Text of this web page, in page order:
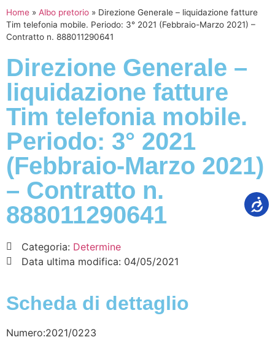
Home » Albo pretorio » Direzione Generale – liquidazione fatture
Tim telefonia mobile. Periodo: 3° 2021 (Febbraio-Marzo 2021) –
Contratto n. 888011290641
Direzione Generale –
liquidazione fatture
Tim telefonia mobile.
Periodo: 3° 2021
(Febbraio-Marzo 2021)
– Contratto n.
888011290641
Categoria: Determine
Data ultima modifica: 04/05/2021
Scheda di dettaglio
Numero:2021/0223